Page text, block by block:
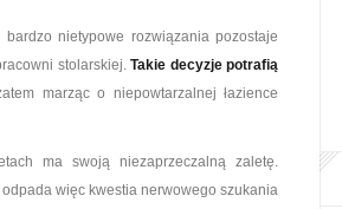
nietypowe rozwiązania pozostaje
stolarskiej.Takie decyzje potrafią
marząc o niepowtarzalnej łazience
ma swoją niezaprzeczalną zaletę.
odpada więc kwestia nerwowego szukania